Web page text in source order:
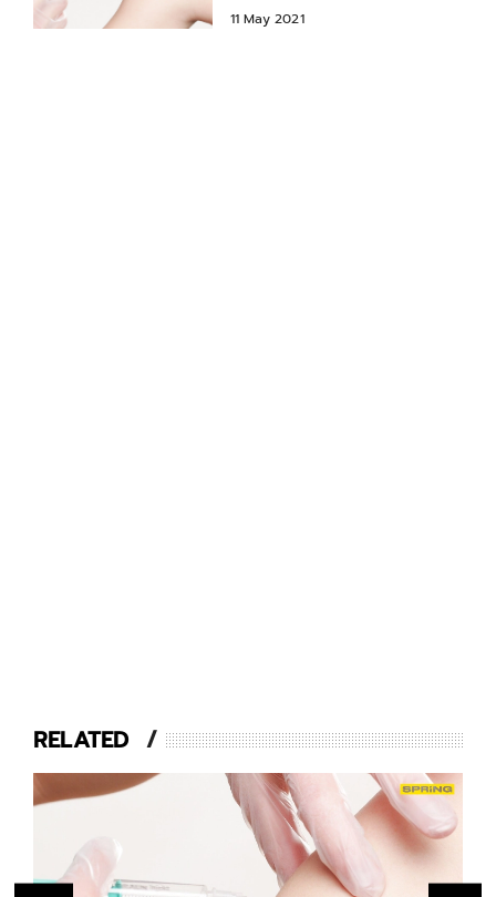
11 May 2021
RELATED